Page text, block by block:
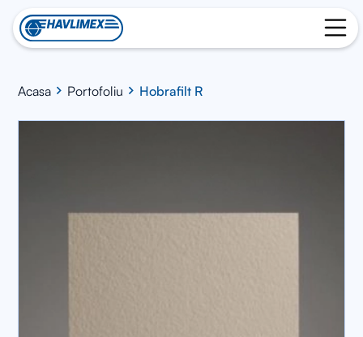
Acasa Portofoliu Hobrafilt R